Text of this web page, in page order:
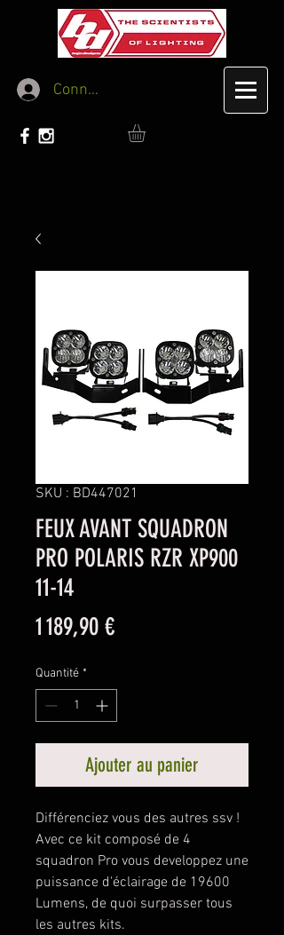
Connexion
SKU : BD447021
FEUX AVANT SQUADRON
PRO POLARIS RZR XP900
11-14
1 189,90 €Prix
Quantité *
Ajouter au panier
Différenciez vous des autres ssv !
Avec ce kit composé de 4
squadron Pro vous developpez une
puissance d'éclairage de 19600
Lumens, de quoi surpasser tous
les autres kits.